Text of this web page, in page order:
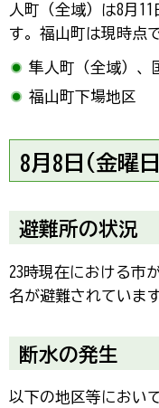
人町（全域）は8月
す。福山町は現時点
隼人町（全域）、
福山町下場地区
8月8日(金曜
避難所の状況
23時現在における市
名が避難されています
断水の発生
以下の地区等におい